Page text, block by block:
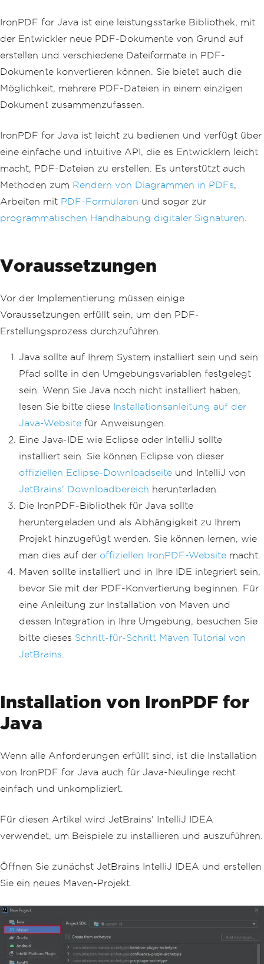
IronPDF for Java ist eine leistungsstarke Bibliothek, mit
der Entwickler neue PDF-Dokumente von Grund auf
erstellen und verschiedene Dateiformate in PDF-
Dokumente konvertieren können. Sie bietet auch die
Möglichkeit, mehrere PDF-Dateien in einem einzigen
Dokument zusammenzufassen.
IronPDF for Java ist leicht zu bedienen und verfügt über
eine einfache und intuitive API, die es Entwicklern leicht
macht, PDF-Dateien zu erstellen. Es unterstützt auch
Methoden zum Rendern von Diagrammen in PDFs,
Arbeiten mit PDF-Formularen und sogar zur
programmatischen Handhabung digitaler Signaturen
Voraussetzungen
Vor der Implementierung müssen einige
Voraussetzungen erfüllt sein, um den PDF-
Erstellungsprozess durchzuführen.
Java sollte auf Ihrem System installiert sein und sein
Pfad sollte in den Umgebungsvariablen festgelegt
sein. Wenn Sie Java noch nicht installiert haben,
lesen Sie bitte diese Installationsanleitung auf der
Java-Website für Anweisungen.
Eine Java-IDE wie Eclipse oder IntelliJ sollte
installiert sein. Sie können Eclipse von dieser
offiziellen Eclipse-Downloadseite und IntelliJ von
JetBrains' Downloadbereich herunterladen.
Die IronPDF-Bibliothek für Java sollte
heruntergeladen und als Abhängigkeit zu Ihrem
Projekt hinzugefügt werden. Sie können lernen, wie
man dies auf der offiziellen IronPDF-Website macht.
Maven sollte installiert und in Ihre IDE integriert sein,
bevor Sie mit der PDF-Konvertierung beginnen. Für
eine Anleitung zur Installation von Maven und
dessen Integration in Ihre Umgebung, besuchen Sie
bitte dieses Schritt-für-Schritt Maven Tutorial von
JetBrains
Installation von IronPDF for
Java
Wenn alle Anforderungen erfüllt sind, ist die Installation
von IronPDF for Java auch für Java-Neulinge recht
einfach und unkompliziert.
Für diesen Artikel wird JetBrains' IntelliJ IDEA
verwendet, um Beispiele zu installieren und auszuführen.
Öffnen Sie zunächst JetBrains IntelliJ IDEA und erstellen
Sie ein neues Maven-Projekt.